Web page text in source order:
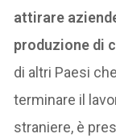
attirare
produzione di
di altri Paesi
terminare il
straniere, è